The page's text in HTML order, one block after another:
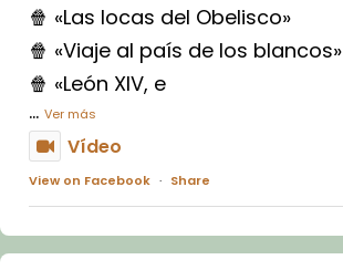
🍿 «Las locas del Obelisco»
🍿 «Viaje al país de los blancos»
🍿 «León XIV, e
... Ver más
Vídeo
View on Facebook · Share
Arquebisbat de Barcelona